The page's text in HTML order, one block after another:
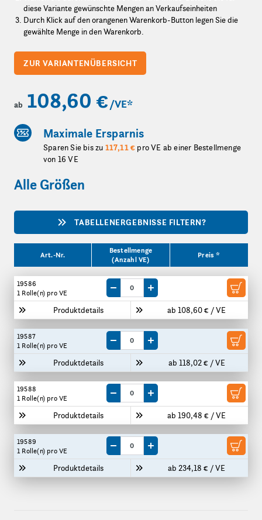
diese Variante gewünschte Mengen an Verkaufseinheiten
Durch Klick auf den orangenen Warenkorb-Button legen Sie die
gewählte Menge in den Warenkorb.
ZUR VARIANTENÜBERSICHT
ab 108,60 € /VE*
Maximale Ersparnis
Sparen Sie bis zu 117,11 € pro VE ab einer Bestellmenge
von 16 VE
Alle Größen
TABELLENERGEBNISSE FILTERN?
Art.-Nr.
Bestellmenge
(Anzahl VE)
Preis *
19586
1 Rolle(n) pro VE
Produktdetails ab 108,60 € / VE
Menge um eine VE reduzieren
Menge um eine VE erhöhen
19587
1 Rolle(n) pro VE
Produktdetails ab 118,02 € / VE
Menge um eine VE reduzieren
Menge um eine VE erhöhen
19588
1 Rolle(n) pro VE
Produktdetails ab 190,48 € / VE
Menge um eine VE reduzieren
Menge um eine VE erhöhen
19589
1 Rolle(n) pro VE
Produktdetails ab 234,18 € / VE
Menge um eine VE reduzieren
Menge um eine VE erhöhen